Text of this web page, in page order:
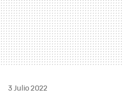
3 Julio 2022